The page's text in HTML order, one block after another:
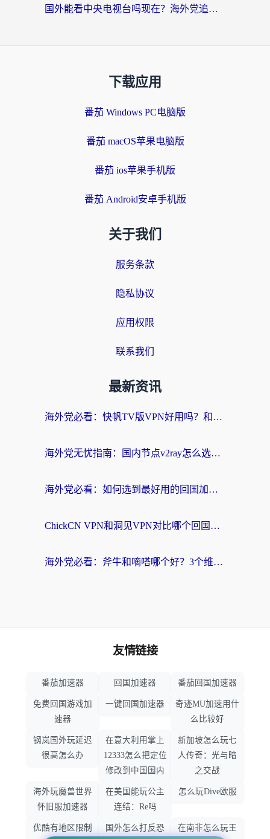
国外能看中央电视台吗现在？海外党追剧看央视的实用指南
下载应用
番茄 Windows PC电脑版
番茄 macOS苹果电脑版
番茄 ios苹果手机版
番茄 Android安卓手机版
关于我们
服务条款
隐私协议
应用权限
联系我们
最新资讯
海外党必看：快帆TV版VPN好用吗？和快游VPN对比哪个回国效果更好？附实用避坑指南
海外党无忧指南：国内节点v2ray怎么选？一键回国VPN+多场景实测帮你避坑
海外党必看：如何选到最好用的回国加速器？从节点到售后的全维度指南
ChickCN VPN和洞见VPN对比哪个回国效果更好？海外党亲测3款加速器+避坑指南
海外党必看：斧牛和嘀嗒哪个好？3个维度教你选对回国加速器
友情链接
番茄加速器 回国加速器 番茄回国加速器
免费回国游戏加
速器
一键回国加速器
奇迹MU加速用什
么比较好
钢岚国外玩延迟
很高怎么办
在意大利用掌上
12333怎么把定位
修改到中国国内
新加坡怎么玩七
人传奇：光与暗
之交战
海外玩魔兽世界
怀旧服加速器
在美国能玩公主
连结：Re吗
怎么玩Dive欧服
优酷有地区限制
国外怎么打反恐
在南非怎么玩王